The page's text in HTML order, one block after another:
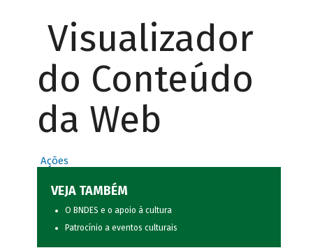
Visualizador
do Conteúdo
da Web
Ações
VEJA TAMBÉM
O BNDES e o apoio à cultura
Patrocínio a eventos culturais